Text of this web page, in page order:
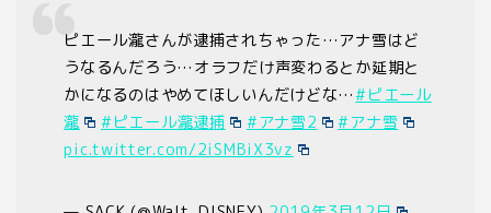
ピエール瀧さんが逮捕されちゃった…アナ雪はど
うなるんだろう…オラフだけ声変わるとか延期と
かになるのはやめてほしいんだけどな…#ピエール
瀧
#ピエール瀧逮捕 #アナ雪2
#アナ雪
pic.twitter.com/2iSMBiX3vz